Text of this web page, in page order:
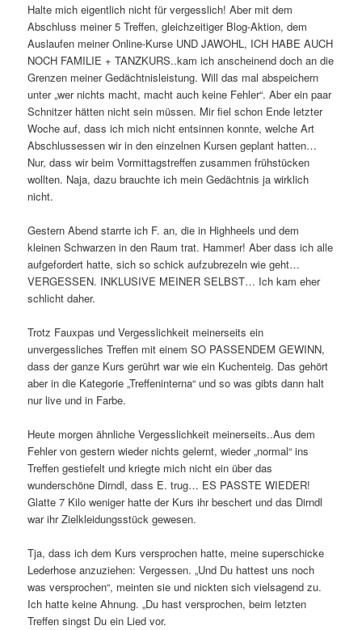
Halte mich eigentlich nicht für vergesslich! Aber mit dem
Abschluss meiner 5 Treffen, gleichzeitiger Blog-Aktion, dem
Auslaufen meiner Online-Kurse UND JAWOHL, ICH HABE AUCH
NOCH FAMILIE + TANZKURS..kam ich anscheinend doch an die
Grenzen meiner Gedächtnisleistung. Will das mal abspeichern
unter „wer nichts macht, macht auch keine Fehler“. Aber ein paar
Schnitzer hätten nicht sein müssen. Mir fiel schon Ende letzter
Woche auf, dass ich mich nicht entsinnen konnte, welche Art
Abschlussessen wir in den einzelnen Kursen geplant hatten…
Nur, dass wir beim Vormittagstreffen zusammen frühstücken
wollten. Naja, dazu brauchte ich mein Gedächtnis ja wirklich
nicht.
Gestern Abend starrte ich F. an, die in Highheels und dem
kleinen Schwarzen in den Raum trat. Hammer! Aber dass ich alle
aufgefordert hatte, sich so schick aufzubrezeln wie geht…
VERGESSEN. INKLUSIVE MEINER SELBST… Ich kam eher
schlicht daher.
Trotz Fauxpas und Vergesslichkeit meinerseits ein
unvergessliches Treffen mit einem SO PASSENDEM GEWINN,
dass der ganze Kurs gerührt war wie ein Kuchenteig. Das gehört
aber in die Kategorie „Treffeninterna“ und so was gibts dann halt
nur live und in Farbe.
Heute morgen ähnliche Vergesslichkeit meinerseits..Aus dem
Fehler von gestern wieder nichts gelernt, wieder „normal“ ins
Treffen gestiefelt und kriegte mich nicht ein über das
wunderschöne Dirndl, dass E. trug… ES PASSTE WIEDER!
Glatte 7 Kilo weniger hatte der Kurs ihr beschert und das Dirndl
war ihr Zielkleidungsstück gewesen.
Tja, dass ich dem Kurs versprochen hatte, meine superschicke
Lederhose anzuziehen: Vergessen. „Und Du hattest uns noch
was versprochen“, meinten sie und nickten sich vielsagend zu.
Ich hatte keine Ahnung. „Du hast versprochen, beim letzten
Treffen singst Du ein Lied vor.